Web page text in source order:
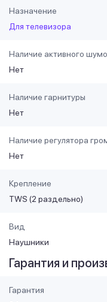
Назначение
Для телевизора
Наличие активного
Нет
Наличие гарнитуры
Нет
Наличие регулятора
Нет
Крепление
TWS (2 раздельно)
Вид
Наушники
Гарантия и
Гарантия